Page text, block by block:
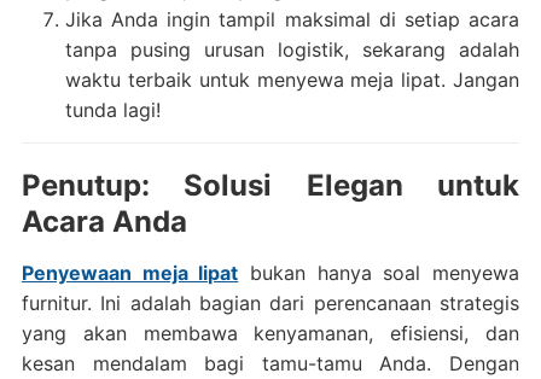
Jika Anda ingin tampil maksimal di setiap acara
tanpa pusing urusan logistik, sekarang adalah
waktu terbaik untuk menyewa meja lipat. Jangan
tunda lagi!
Penutup: Solusi Elegan untuk
Acara Anda
Penyewaan meja lipat bukan hanya soal menyewa
furnitur. Ini adalah bagian dari perencanaan strategis
yang akan membawa kenyamanan, efisiensi, dan
kesan mendalam bagi tamu-tamu Anda. Dengan